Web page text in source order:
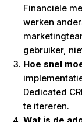
Financiële
werken
gebruiker,
Hoe snel
Dedicated
te itereren.